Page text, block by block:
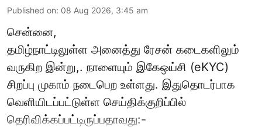
Published on: 08 Aug 2026, 3:45 am
சென்னை,
தமிழ்நாட்டிலுள்ள அனைத்து ரேசன் கடைகளிலும்
வருகிற இன்று,. நாளையும் இகேஒய்சி (eKYC)
சிறப்பு முகாம் நடைபெற உள்ளது. இதுதொடர்பாக
வெளியிடப்பட்டுள்ள செய்திக்குறிப்பில்
தெரிவிக்கப்பட்டிருப்பதாவது:-